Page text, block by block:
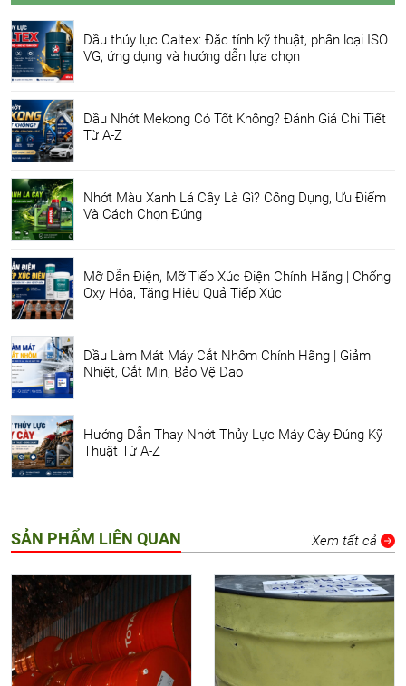
Dầu thủy lực Caltex: Đặc tính kỹ thuật, phân loại ISO
VG, ứng dụng và hướng dẫn lựa chọn
Dầu Nhớt Mekong Có Tốt Không? Đánh Giá Chi Tiết
Từ A-Z
Nhớt Màu Xanh Lá Cây Là Gì? Công Dụng, Ưu Điểm
Và Cách Chọn Đúng
Mỡ Dẫn Điện, Mỡ Tiếp Xúc Điện Chính Hãng | Chống
Oxy Hóa, Tăng Hiệu Quả Tiếp Xúc
Dầu Làm Mát Máy Cắt Nhôm Chính Hãng | Giảm
Nhiệt, Cắt Mịn, Bảo Vệ Dao
Hướng Dẫn Thay Nhớt Thủy Lực Máy Cày Đúng Kỹ
Thuật Từ A-Z
SẢN PHẨM LIÊN QUAN Xem tất cả